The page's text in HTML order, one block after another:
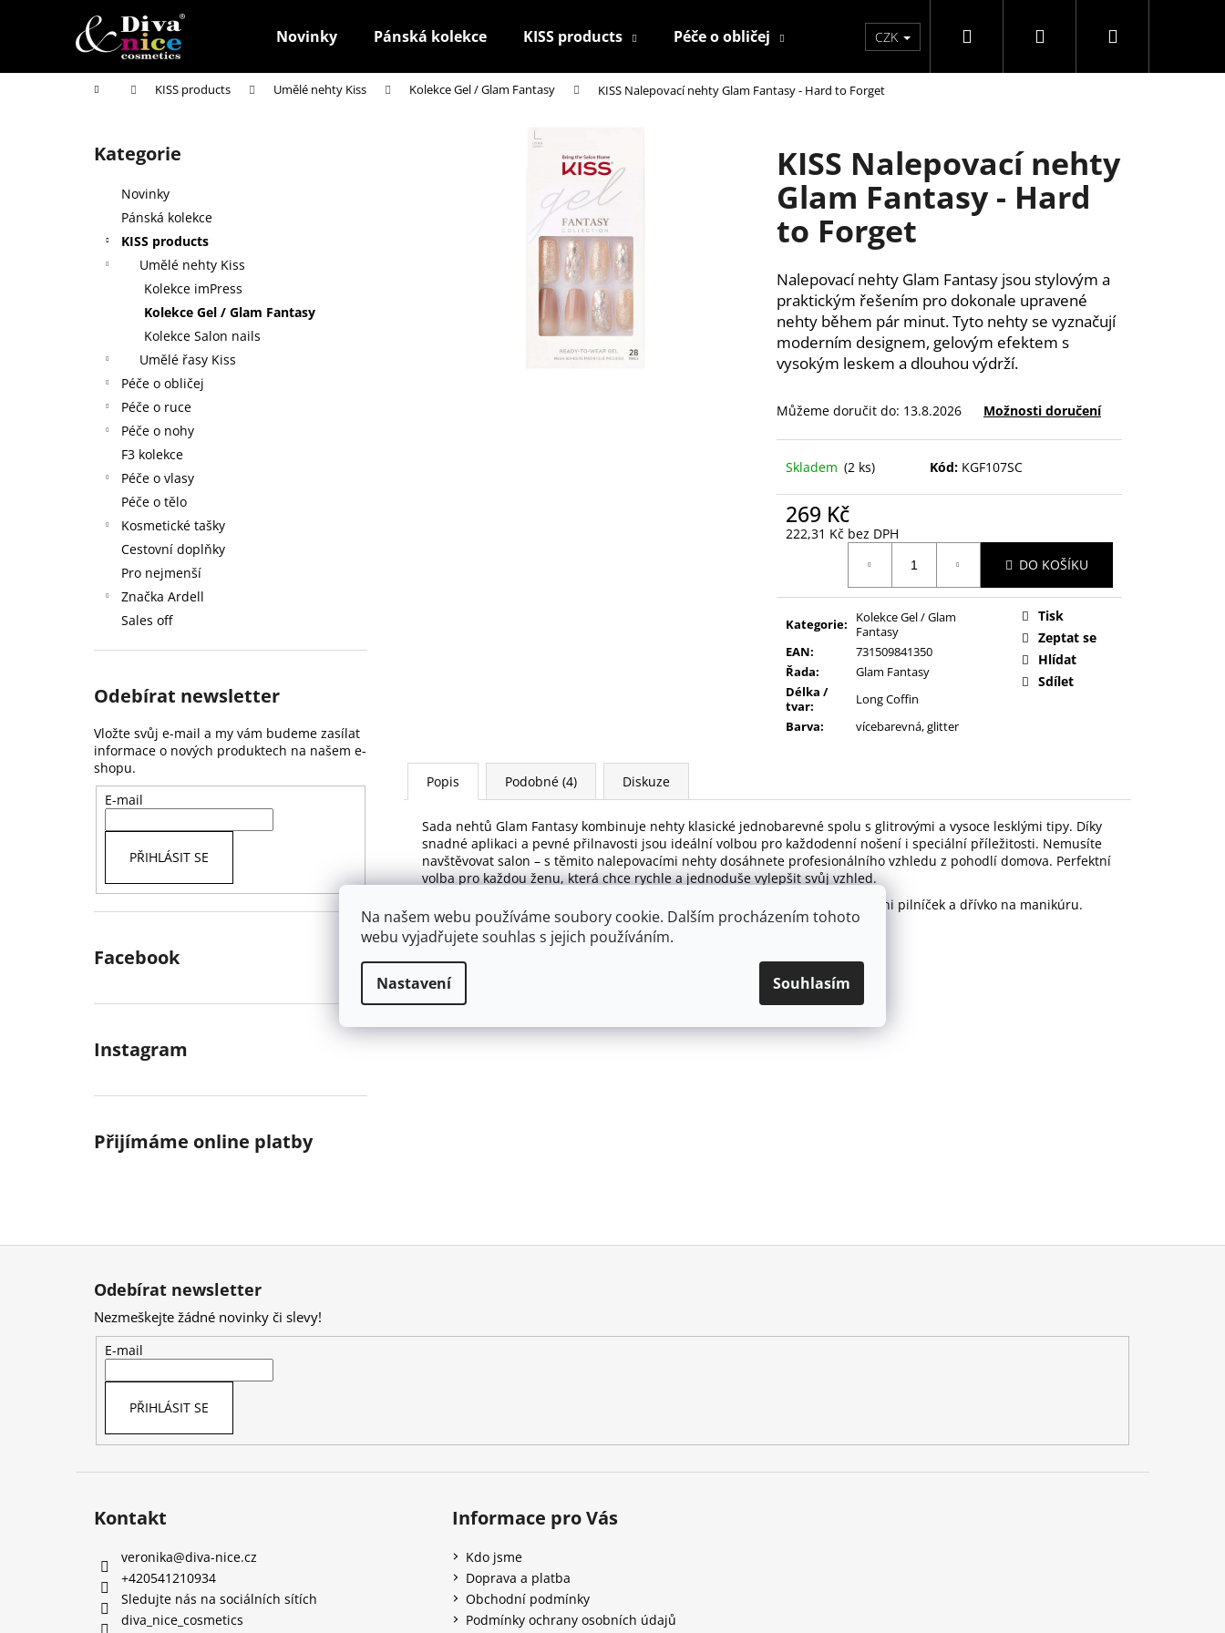
Na našem webu používáme soubory cookie. Dalším procházením tohoto
webu vyjadřujete souhlas s jejich používáním.
Nastavení Souhlasím
Novinky Pánská kolekce KISS products Péče o obličej Péče o ruce Péče o nohy F3 kolekce
CZK Hledat PřihlášeníNákupní
Domů KISS products Umělé nehty Kiss Kolekce Gel / Glam Fantasy KISS Nalepovací nehty Glam Fantasy - Hard to Forget
Přeskočit
kategorie
Kategorie
Novinky
Pánská kolekce
KISS products
Umělé nehty Kiss
Kolekce imPress
Kolekce Gel / Glam Fantasy
Kolekce Salon nails
Umělé řasy Kiss
Péče o obličej
Péče o ruce
Péče o nohy
F3 kolekce
Péče o vlasy
Péče o tělo
Kosmetické tašky
Cestovní doplňky
Pro nejmenší
Značka Ardell
Sales off
Odebírat newsletter
Vložte svůj e-mail a my vám budeme zasílat
informace o nových produktech na našem e-
shopu.
E-mail
PŘIHLÁSIT SE
Facebook
Instagram
Přijímáme online platby
KISS Nalepovací nehty
Glam Fantasy - Hard
to Forget
Nalepovací nehty Glam Fantasy jsou stylovým a
praktickým řešením pro dokonale upravené
nehty během pár minut. Tyto nehty se vyznačují
moderním designem, gelovým efektem s
vysokým leskem a dlouhou výdrží.
Můžeme doručit do: 13.8.2026 Možnosti doručení
Skladem (2 ks) Kód: KGF107SC
269 Kč
222,31 Kč bez DPH
DO KOŠÍKU
Kategorie:
Kolekce Gel / Glam
Fantasy
EAN:
731509841350
Řada:
Glam Fantasy
Délka /
tvar:
Long Coffin
Barva: vícebarevná, glitter
Tisk
Zeptat se
Hlídat
Sdílet
Popis Podobné (4) Diskuze
Sada nehtů Glam Fantasy kombinuje nehty klasické jednobarevné spolu s glitrovými a vysoce lesklými tipy. Díky
snadné aplikaci a pevné přilnavosti jsou ideální volbou pro každodenní nošení i speciální příležitosti. Nemusíte
navštěvovat salon – s těmito nalepovacími nehty dosáhnete profesionálního vzhledu z pohodlí domova. Perfektní
volba pro každou ženu, která chce rychle a jednoduše vylepšit svůj vzhled.
Sada obsahuje 28 nehtů, růžové gelové lepidlo 2g, 24 lepících polštářků, mini pilníček a dřívko na manikúru.
í
Zpět
do
Zpět
do
Co potřebujete najít?
Doporučujeme
HOUBIČKA NA MAKE-UP, KULATÁ
LEPIDLO, Č.3
Odebírat newsletter
Nezmeškejte žádné novinky či slevy!
E-mail
PŘIHLÁSIT SE
Kontakt
veronika@diva-nice.cz
+420541210934
Sledujte nás na sociálních sítích
diva_nice_cosmetics
Informace pro Vás
Kdo jsme
Doprava a platba
Obchodní podmínky
Podmínky ochrany osobních údajů